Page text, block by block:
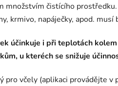
množstvím čistícího
krmivo, napáječky, apod. musí
účinkuje i při teplotách
u kteréch se snižuje
pro včely (aplikaci provádějte v